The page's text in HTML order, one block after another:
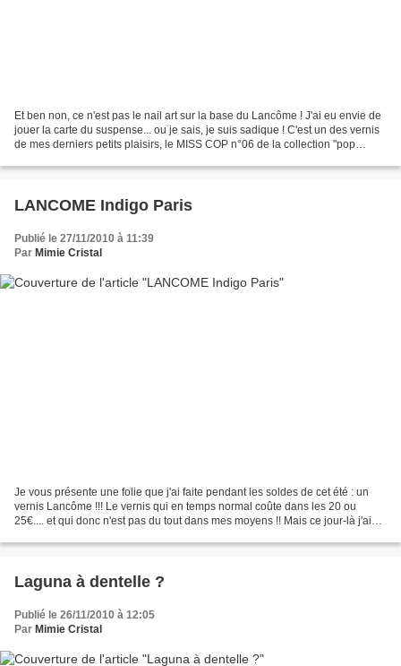
Et ben non, ce n'est pas le nail art sur la base du Lancôme ! J'ai eu envie de
jouer la carte du suspense... ou je sais, je suis sadique ! C'est un des vernis
de mes derniers petits plaisirs, le MISS COP n°06 de la collection "pop
LANCOME Indigo Paris
Publié le 27/11/2010 à 11:39
Par Mimie Cristal
Je vous présente une folie que j'ai faite pendant les soldes de cet été : un
vernis Lancôme !!! Le vernis qui en temps normal coûte dans les 20 ou
25€.... et qui donc n'est pas du tout dans mes moyens !! Mais ce jour-là j'ai
Laguna à dentelle ?
Publié le 26/11/2010 à 12:05
Par Mimie Cristal